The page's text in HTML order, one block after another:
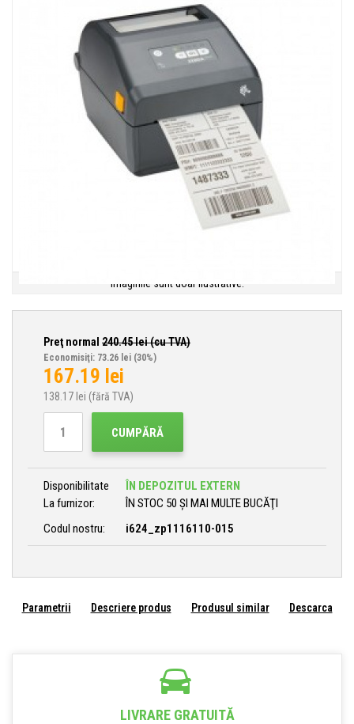
Imaginile sunt doar ilustrative.
Preţ normal 240.45lei (cu TVA)
Economisiţi: 73.26 lei (30%)
167.19 lei
138.17 lei (fără TVA)
CUMPĂRĂ
Disponibilitate
ÎN DEPOZITUL EXTERN
La furnizor:
ÎN STOC 50 ȘI MAI MULTE BUCĂŢI
Codul nostru:
i624_zp1116110-015
Parametrii Descriere produs Produsul similar Descarca
LIVRARE GRATUITĂ